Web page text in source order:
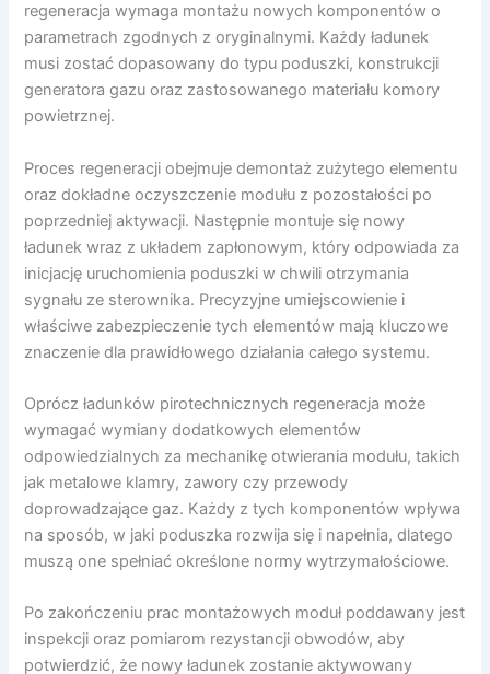
regeneracja wymaga montażu nowych komponentów o
parametrach zgodnych z oryginalnymi. Każdy ładunek
musi zostać dopasowany do typu poduszki, konstrukcji
generatora gazu oraz zastosowanego materiału komory
powietrznej.
Proces regeneracji obejmuje demontaż zużytego elementu
oraz dokładne oczyszczenie modułu z pozostałości po
poprzedniej aktywacji. Następnie montuje się nowy
ładunek wraz z układem zapłonowym, który odpowiada za
inicjację uruchomienia poduszki w chwili otrzymania
sygnału ze sterownika. Precyzyjne umiejscowienie i
właściwe zabezpieczenie tych elementów mają kluczowe
znaczenie dla prawidłowego działania całego systemu.
Oprócz ładunków pirotechnicznych regeneracja może
wymagać wymiany dodatkowych elementów
odpowiedzialnych za mechanikę otwierania modułu, takich
jak metalowe klamry, zawory czy przewody
doprowadzające gaz. Każdy z tych komponentów wpływa
na sposób, w jaki poduszka rozwija się i napełnia, dlatego
muszą one spełniać określone normy wytrzymałościowe.
Po zakończeniu prac montażowych moduł poddawany jest
inspekcji oraz pomiarom rezystancji obwodów, aby
potwierdzić, że nowy ładunek zostanie aktywowany